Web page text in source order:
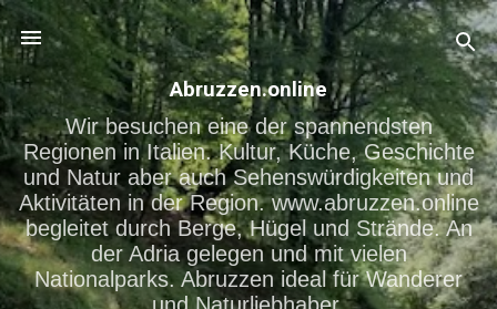
Direkt zum Hauptbereich
Abruzzen.online
Wir besuchen eine der spannendsten
Regionen in Italien. Kultur, Küche, Geschichte
und Natur aber auch Sehenswürdigkeiten und
Aktivitäten in der Region. www.abruzzen.online
begleitet durch Berge, Hügel und Strände. An
der Adria gelegen und mit vielen
Nationalparks. Abruzzen ideal für Wanderer